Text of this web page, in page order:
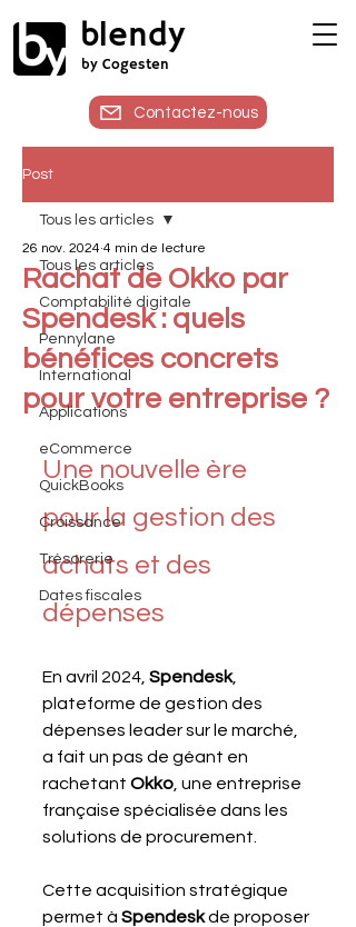
blendy
by Cogesten
Contactez-nous
Post
Tous les articles
Comptabilité digitale
Pennylane
International
Applications
eCommerce
QuickBooks
Croissance
Trésorerie
Dates fiscales
Tous les articles
Rachat de Okko par
Spendesk : quels
bénéfices concrets
pour votre entreprise ?
26 nov. 2024 4 min de lecture
Une nouvelle ère
pour la gestion des
achats et des
dépenses
En avril 2024, Spendesk,
plateforme de gestion des
dépenses leader sur le marché,
a fait un pas de géant en
rachetant Okko , une entreprise
française spécialisée dans les
solutions de procurement.
Cette acquisition stratégique
permet à Spendesk de proposer